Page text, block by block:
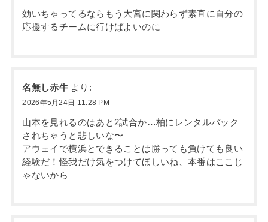
効いちゃってるならもう大宮に関わらず素直に自分の
応援するチームに行けばよいのに
名無し赤牛 より:
2026年5月24日 11:28 PM
山本を見れるのはあと2試合か…柏にレンタルバック
されちゃうと悲しいな〜
アウェイで横浜とできることは勝っても負けても良い
経験だ！怪我だけ気をつけてほしいね、本番はここじ
ゃないから